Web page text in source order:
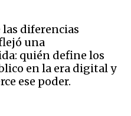
las diferencias
una
quién define los
en la era digital y
ese poder.